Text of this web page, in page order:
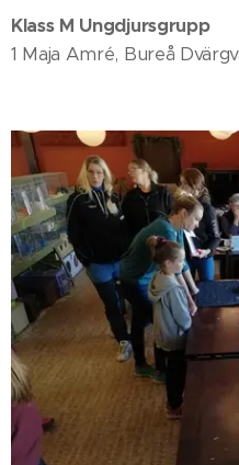
Klass M Ungdjursgrupp
1 Maja Amré, Bureå